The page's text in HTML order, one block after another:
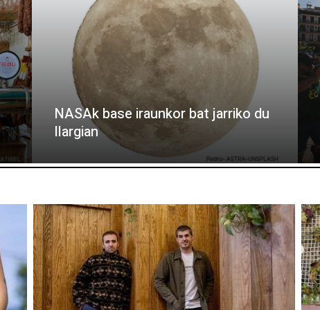
NASAk base iraunkor bat jarriko du
Ilargian